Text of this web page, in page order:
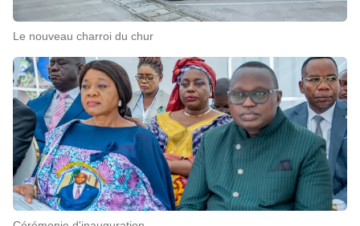
Le nouveau charroi du chur